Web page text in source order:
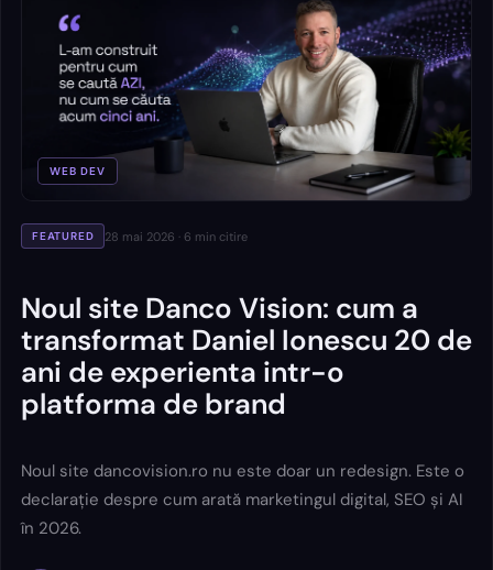
WEB DEV
FEATURED 28 mai 2026 · 6 min citire
Noul site Danco Vision: cum a
transformat Daniel Ionescu 20 de
ani de experienta intr-o
platforma de brand
Noul site dancovision.ro nu este doar un redesign. Este o
declarație despre cum arată marketingul digital, SEO și AI
în 2026.